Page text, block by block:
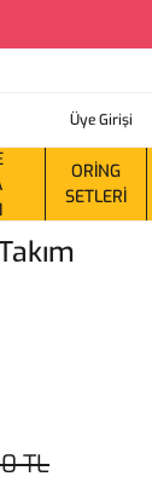
Üye Girişi
ORING
SETLERI
TL